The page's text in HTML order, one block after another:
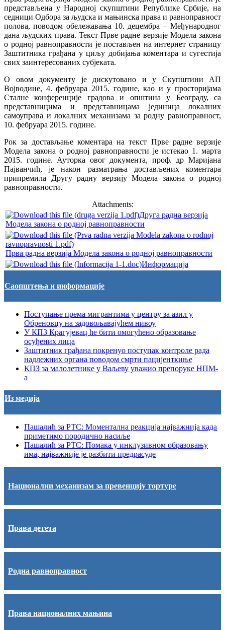
представљена у Народној скупштини Републике Србије, на
седници Одбора за људска и мањинска права и равноправност
полова, поводом обележавања 10. децембра – Међународног
дана људских права. Текст Прве радне верзије Модела закона
о родној равноправности је постављен на интернет страницу
Заштитника грађана у циљу добијања коментара и сугестија
свих заинтересованих субјеката.
О овом документу је дискутовано и у Скупштини АП
Војводине, 4. фебруара 2015. године, као и у просторијама
Сталне конференције градова и општина у Београду, са
представницима и представницама јединица локалних
самоуправа и локалних механизама за родну равноправност,
10. фебруара 2015. године.
Рок за достављање коментара на текст Прве радне верзије
Модела закона о родној равноправности је истекао 1. марта
2015. године. Ауторка овог документа, проф. др Маријана
Пајванчић, је након разматрања достављених коментара
припремила Другу радну верзију Модела закона о родној
равноправности.
Attachments:
Друга радна верзија
Модела закона о родној равноправности
Прва радна верзија Модела закона о родној равноправности
Информација
Саопштења и информације
Поступање према мигрантима у центру за азил у
Обреновцу на задовољавајућем нивоу
У КПЗ Крагујевац ће бити омогућено образовање
осуђених лица
Заштитник грађана покренуо поступак контроле рада
надлежних органа поводом смрти пацијенткиње
КПЗ за малолетнике у Ваљеву уважио препоруке НПМ-
а
Из медија
Пашалић за РТС: Моментална реакција најважнија када
приметимо породично насиље
Пашалић за РТС: Помака у инклузивном образовању
има, најважније је разбити предрасуде
Национални механизам за превенцију тортуре
Права детета
Родна равноправност
Права националних мањина